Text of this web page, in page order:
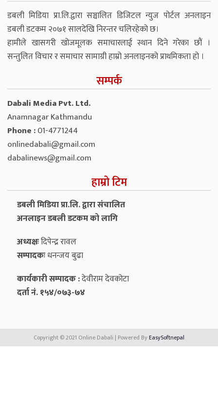
डबली मिडिया प्रा.लि.द्वारा सञ्चालित डिजिटल न्युज पोर्टल अनलाइन
डबली डटकम २०७१ सालदेखि निरन्तर चलिरहेको छ।
हामीले खासगरी खोजमूलक समाचारलाई स्थान दिने गरेका छौं ।
सन्तुलित विचार र समाचार सामाग्री हाम्रो अनलाइनको प्राथमिकता हो ।
सम्पर्क
Dabali Media Pvt. Ltd.
Anamnagar Kathmandu
Phone :01-4771244
onlinedabali@gmail.com
dabalinews@gmail.com
हाम्रो टिम
डबली मिडिया प्रा.लि. द्वारा संचालित
अनलाइन डबली डटकम को लागि
अध्यक्षःदिपेन्द्र रावल
सम्पादकःधनन्‍जय बुढा
कार्यकारी सम्पादक :देवीराम देवकोटा
दर्ता नं. १५४/०७३-७४
Copyright © 2021 Online Dabali | Powered ByEasySoftnepal